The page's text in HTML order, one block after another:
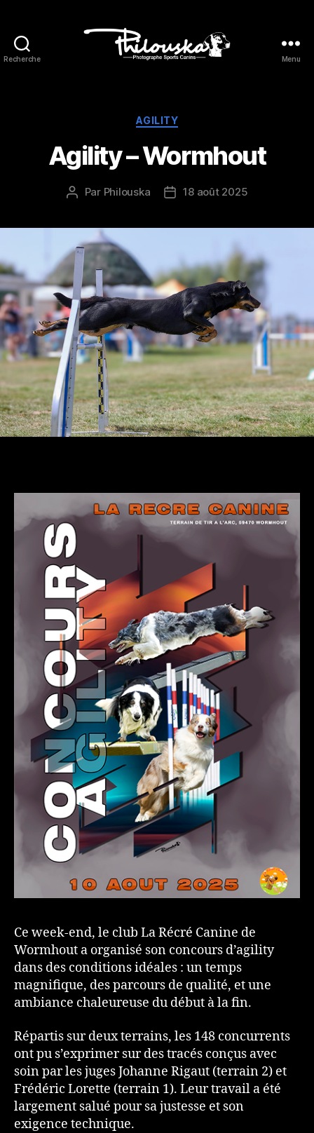
Recherche Menu
Catégories
AGILITY
Agility – Wormhout
Auteur
Par Philouska
Date18 août 2025
Ce week-end, le club La Récré Canine de
Wormhout a organisé son concours d’agility
dans des conditions idéales : un temps
magnifique, des parcours de qualité, et une
ambiance chaleureuse du début à la fin.
Répartis sur deux terrains, les 148 concurrents
ont pu s’exprimer sur des tracés conçus avec
soin par les juges Johanne Rigaut (terrain 2) et
Frédéric Lorette (terrain 1). Leur travail a été
largement salué pour sa justesse et son
exigence technique.